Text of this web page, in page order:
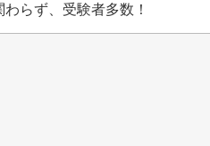
らず、受験者多数！